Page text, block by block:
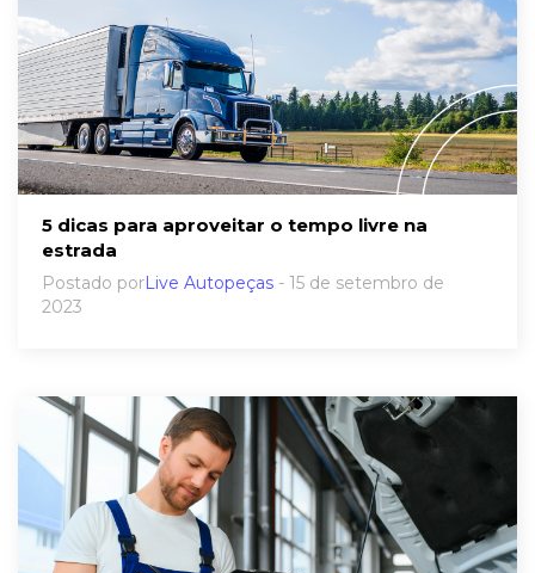
5 dicas para aproveitar o tempo livre na
estrada
Postado porLive Autopeças - 15 de setembro de
2023